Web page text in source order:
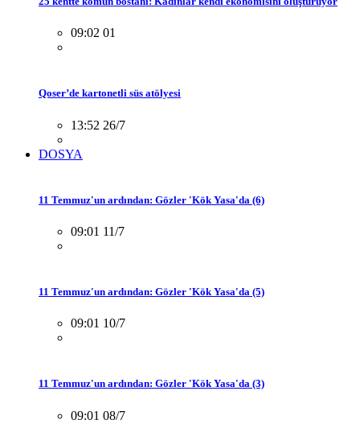
09:02 01
Qoser’de kartonetli süs atölyesi
13:52 26/7
DOSYA
11 Temmuz'un ardından: Gözler 'Kök Yasa'da (6)
09:01 11/7
11 Temmuz'un ardından: Gözler 'Kök Yasa'da (5)
09:01 10/7
11 Temmuz'un ardından: Gözler 'Kök Yasa'da (3)
09:01 08/7